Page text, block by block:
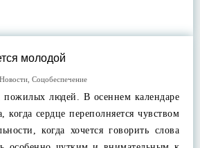
молодой
Новости Соцобеспечение
пожилых людей. В осеннем календаре
когда сердце переполняется чувством
когда хочется говорить слова